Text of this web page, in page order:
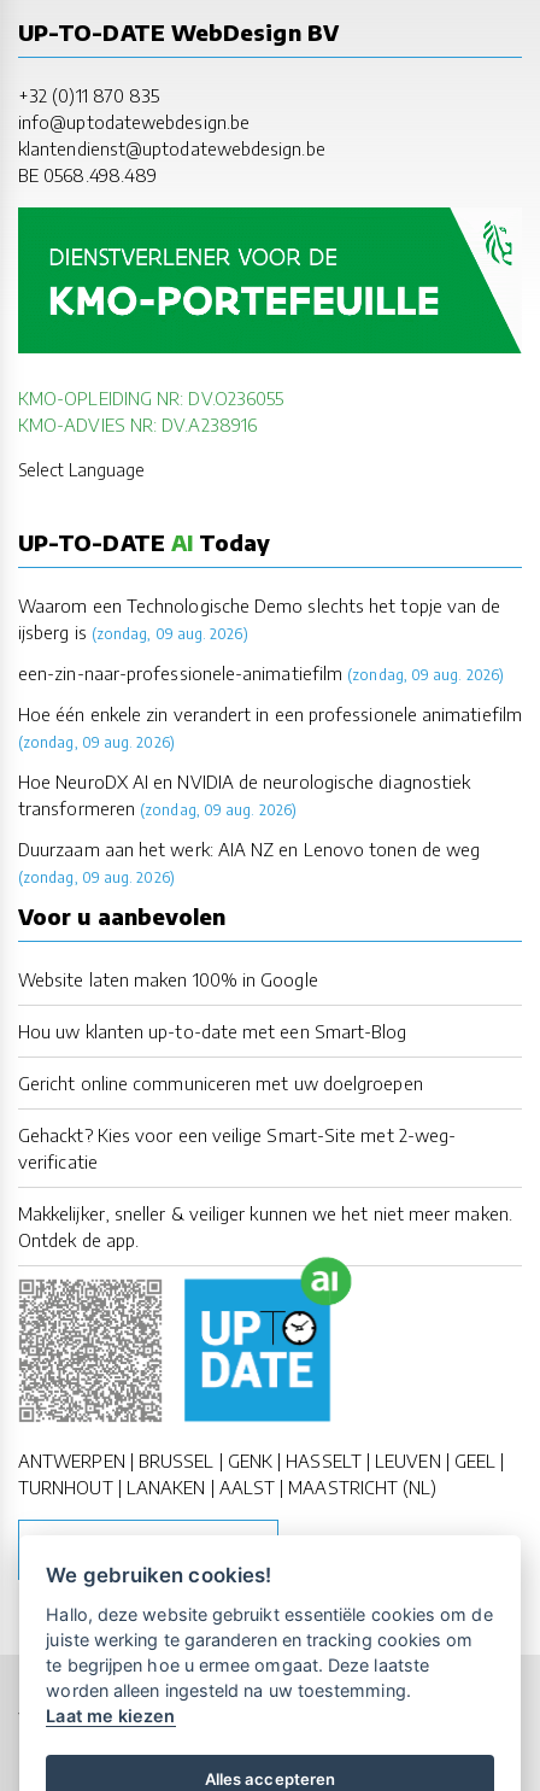
UP-TO-DATE WebDesign BV
+32 (0)11 870 835
info@uptodatewebdesign.be
klantendienst@uptodatewebdesign.be
BE 0568.498.489
KMO-OPLEIDING NR: DV.O236055
KMO-ADVIES NR: DV.A238916
Select Language
UP-TO-DATE AI Today
Waarom een Technologische Demo slechts het topje van de
ijsberg is (zondag, 09 aug. 2026)
een-zin-naar-professionele-animatiefilm (zondag, 09 aug. 2026)
Hoe één enkele zin verandert in een professionele animatiefilm
(zondag, 09 aug. 2026)
Hoe NeuroDX AI en NVIDIA de neurologische diagnostiek
transformeren (zondag, 09 aug. 2026)
Duurzaam aan het werk: AIA NZ en Lenovo tonen de weg
(zondag, 09 aug. 2026)
Voor u aanbevolen
Website laten maken 100% in Google
Hou uw klanten up-to-date met een Smart-Blog
Gericht online communiceren met uw doelgroepen
Gehackt? Kies voor een veilige Smart-Site met 2-weg-
verificatie
Makkelijker, sneller & veiliger kunnen we het niet meer maken.
Ontdek de app.
ANTWERPEN | BRUSSEL | GENK | HASSELT | LEUVEN | GEEL |
TURNHOUT | LANAKEN | AALST | MAASTRICHT (NL)
Copyright All Rights Reserved © 2011-2026 UP-TO-DATE
WebDesign
Privacy & Cookies
Locations Algemene Voorwaarden
We gebruiken cookies!
Hallo, deze website gebruikt essentiële cookies om de
juiste werking te garanderen en tracking cookies om
te begrijpen hoe u ermee omgaat. Deze laatste
worden alleen ingesteld na uw toestemming.
Laat me kiezen
Alles accepteren
een persoonlijke demo.
Maandelijks gratis opleidingen